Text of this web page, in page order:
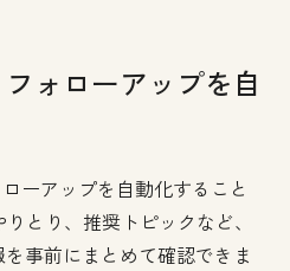
ォローアップを自
ーアップを自動化すること
とり、推奨トピックなど、
事前にまとめて確認できま